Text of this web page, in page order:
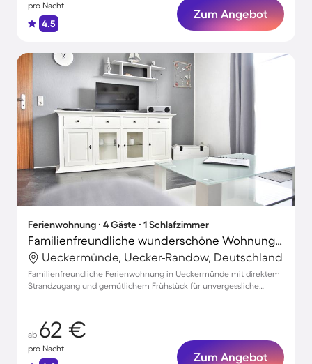
pro Nacht
4.5
Zum Angebot
Ferienwohnung ∙ 4 Gäste ∙ 1 Schlafzimmer
Familienfreundliche wunderschöne Wohnung mit Terrasse und Grill | Strand in der Nähe
Ueckermünde, Uecker-Randow, Deutschland
Familienfreundliche Ferienwohnung in Ueckermünde mit direktem
Strandzugang und gemütlichem Frühstück für unvergessliche
ab 62 €
pro Nacht
Zum Angebot